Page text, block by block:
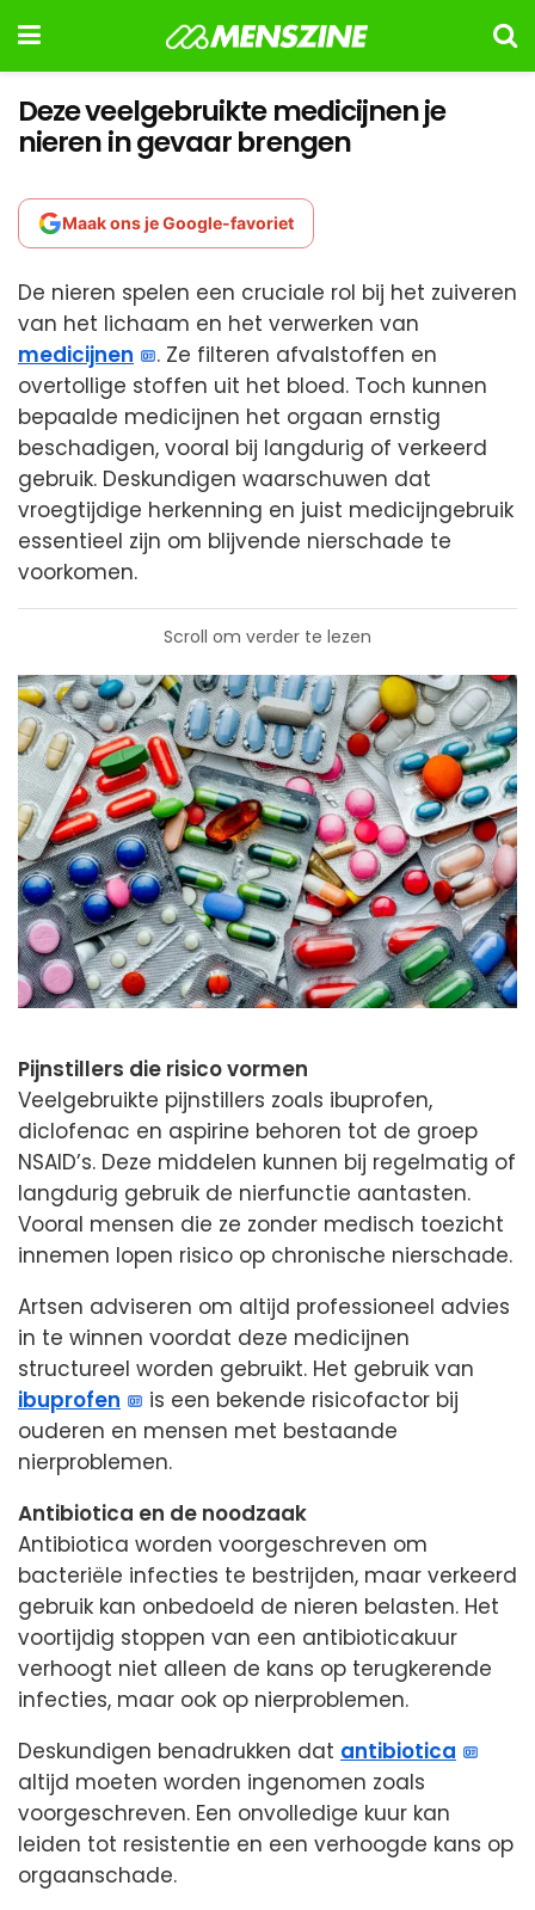
Deze veelgebruikte medicijnen je
nieren in gevaar brengen
Maak ons je Google-favoriet
De nieren spelen een cruciale rol bij het zuiveren
van het lichaam en het verwerken van
medicijnen
. Ze filteren afvalstoffen en
overtollige stoffen uit het bloed. Toch kunnen
bepaalde medicijnen het orgaan ernstig
beschadigen, vooral bij langdurig of verkeerd
gebruik. Deskundigen waarschuwen dat
vroegtijdige herkenning en juist medicijngebruik
essentieel zijn om blijvende nierschade te
voorkomen.
Scroll om verder te lezen
Pijnstillers die risico vormen
Veelgebruikte pijnstillers zoals ibuprofen,
diclofenac en aspirine behoren tot de groep
NSAID’s. Deze middelen kunnen bij regelmatig of
langdurig gebruik de nierfunctie aantasten.
Vooral mensen die ze zonder medisch toezicht
innemen lopen risico op chronische nierschade.
Artsen adviseren om altijd professioneel advies
in te winnen voordat deze medicijnen
structureel worden gebruikt. Het gebruik van
ibuprofen
is een bekende risicofactor bij
ouderen en mensen met bestaande
nierproblemen.
Antibiotica en de noodzaak
Antibiotica worden voorgeschreven om
bacteriële infecties te bestrijden, maar verkeerd
gebruik kan onbedoeld de nieren belasten. Het
voortijdig stoppen van een antibioticakuur
verhoogt niet alleen de kans op terugkerende
infecties, maar ook op nierproblemen.
Deskundigen benadrukken dat antibiotica
altijd moeten worden ingenomen zoals
voorgeschreven. Een onvolledige kuur kan
leiden tot resistentie en een verhoogde kans op
orgaanschade.